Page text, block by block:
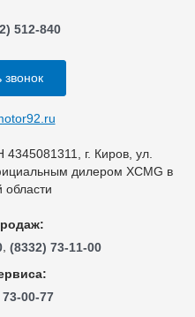
512-840
звонок
г. Киров, ул.
дилером XCMG в
области
, (8332) 73-11-00
00-77